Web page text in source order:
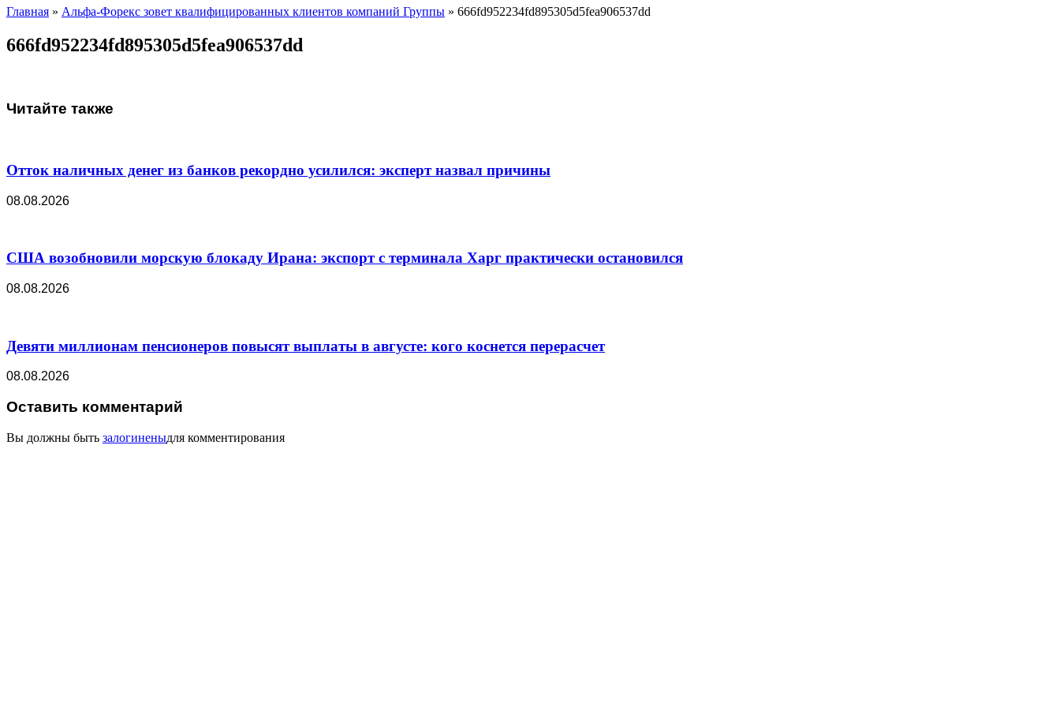
Главная » Альфа-Форекс зовет квалифицированных клиентов компаний Группы » 666fd952234fd895305d5fea906537dd
666fd952234fd895305d5fea906537dd
Читайте также
Отток наличных денег из банков рекордно усилился: эксперт назвал причины
08.08.2026
США возобновили морскую блокаду Ирана: экспорт с терминала Харг практически остановился
08.08.2026
Девяти миллионам пенсионеров повысят выплаты в августе: кого коснется перерасчет
08.08.2026
Оставить комментарий
Вы должны быть залогиненыдля комментирования